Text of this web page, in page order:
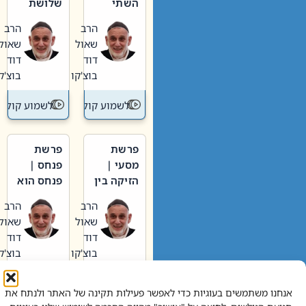
אנחנו משתמשים בעוגיות כדי לאפשר פעילות תקינה של האתר ולנתח את
וערב של
חיינו
הרב
שאול
דוד
בוצ'קו
לשמוע קול תורה – מדרש
האבות
הרב
שאול
דוד
בוצ'קו
לשמוע קול
פרשת
מסעי |
הזיקה בין
הגדול לעם הרב
שאול
דוד
בוצ'קו
לשמוע קול תורה – מדרש
פרשת
פנחס |
פנחס הוא
אליהו: בין
קנאות
הורסת
לקנאות
בונה
הרב
שאול
דוד
בוצ'קו
לשמוע קול